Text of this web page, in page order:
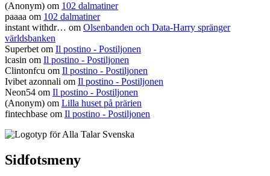
(Anonym) om 102 dalmatiner
paaaa om 102 dalmatiner
instant withdr… om Olsenbanden och Data-Harry spränger
världsbanken
Superbet om Il postino - Postiljonen
lcasin om Il postino - Postiljonen
Clintonfcu om Il postino - Postiljonen
Ivibet azonnali om Il postino - Postiljonen
Neon54 om Il postino - Postiljonen
(Anonym) om Lilla huset på prärien
fintechbase om Il postino - Postiljonen
Sidfotsmeny